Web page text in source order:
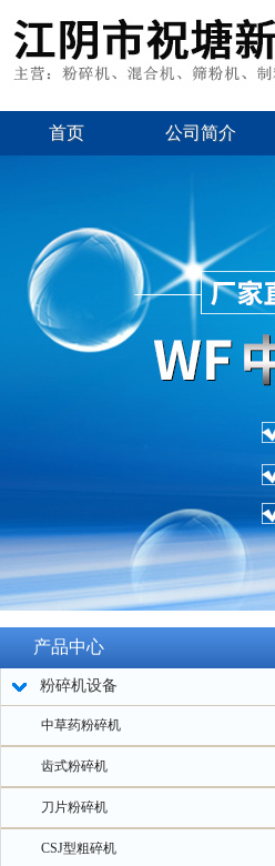
首页 公司简介
产品中心
粉碎机设备
中草药粉碎机
齿式粉碎机
刀片粉碎机
CSJ型粗碎机